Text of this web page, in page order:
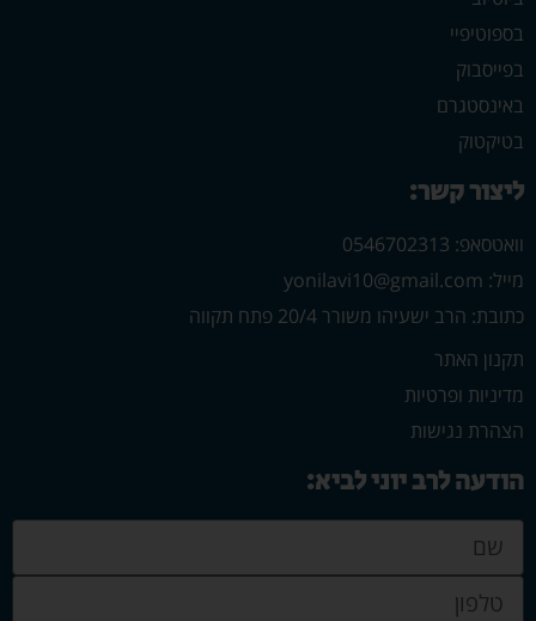
בספוטיפיי
בפייסבוק
באינסטגרם
בטיקטוק
ליצור קשר:
וואטסאפ: 0546702313
מייל: yonilavi10@gmail.com
כתובת: הרב ישעיהו משורר 20/4 פתח תקווה
תקנון האתר
מדיניות ופרטיות
הצהרת נגישות
הודעה לרב יוני לביא: